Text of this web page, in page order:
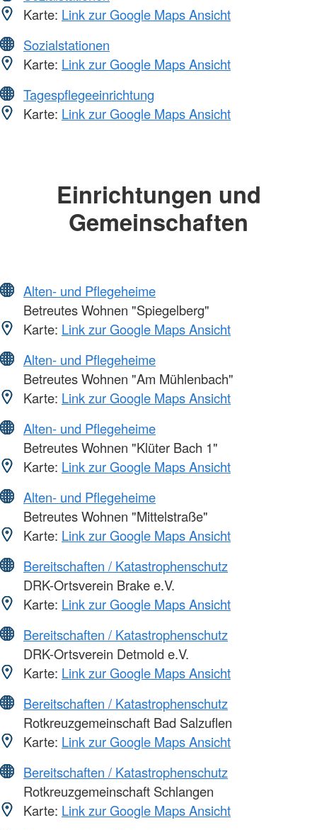
Karte: Link zur Google Maps Ansicht
Sozialstationen
Karte: Link zur Google Maps Ansicht
Tagespflegeeinrichtung
Karte: Link zur Google Maps Ansicht
Einrichtungen und
Gemeinschaften
Alten- und Pflegeheime
Betreutes Wohnen "Spiegelberg"
Karte: Link zur Google Maps Ansicht
Alten- und Pflegeheime
Betreutes Wohnen "Am Mühlenbach"
Karte: Link zur Google Maps Ansicht
Alten- und Pflegeheime
Betreutes Wohnen "Klüter Bach 1"
Karte: Link zur Google Maps Ansicht
Alten- und Pflegeheime
Betreutes Wohnen "Mittelstraße"
Karte: Link zur Google Maps Ansicht
Bereitschaften / Katastrophenschutz
DRK-Ortsverein Brake e.V.
Karte: Link zur Google Maps Ansicht
Bereitschaften / Katastrophenschutz
DRK-Ortsverein Detmold e.V.
Karte: Link zur Google Maps Ansicht
Bereitschaften / Katastrophenschutz
Rotkreuzgemeinschaft Bad Salzuflen
Karte: Link zur Google Maps Ansicht
Bereitschaften / Katastrophenschutz
Rotkreuzgemeinschaft Schlangen
Karte: Link zur Google Maps Ansicht